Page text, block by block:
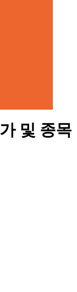
및 종목